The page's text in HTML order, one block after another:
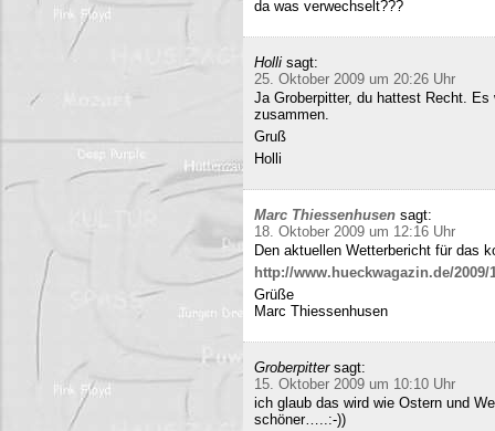
da was verwechselt???
Holli sagt:
25. Oktober 2009 um 20:26 Uhr
Ja Groberpitter, du hattest Recht.
zusammen.
Gruß
Holli
Marc Thiessenhusen sagt:
18. Oktober 2009 um 12:16 Uhr
Den aktuellen Wetterbericht für das
http://www.hueckwagazin.de/2009/
Grüße
Marc Thiessenhusen
Groberpitter sagt:
15. Oktober 2009 um 10:10 Uhr
ich glaub das wird wie Ostern und
schöner…..:-))